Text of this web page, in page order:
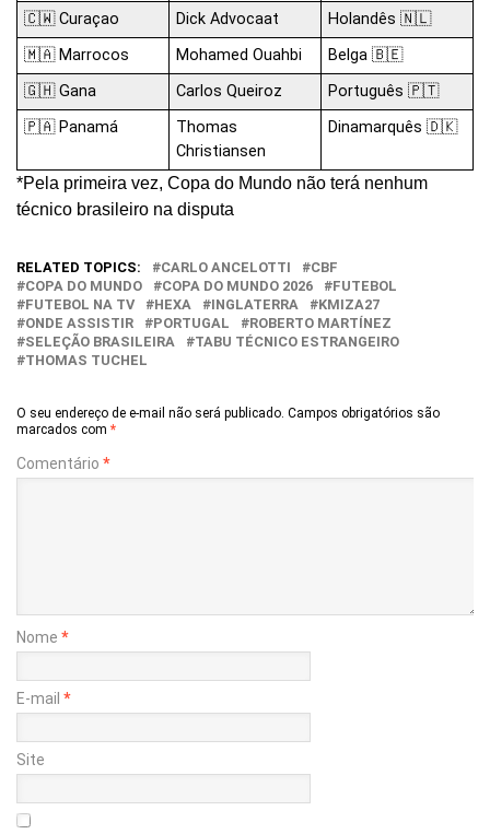
🇨🇼 Curaçao
Dick Advocaat
Holandês 🇳🇱
🇲🇦 Marrocos
Mohamed Ouahbi
Belga 🇧🇪
🇬🇭 Gana
Carlos Queiroz
Português 🇵🇹
🇵🇦 Panamá
Thomas
Christiansen
Dinamarquês 🇩🇰
*Pela primeira vez, Copa do Mundo não terá nenhum
técnico brasileiro na disputa
RELATED TOPICS: CARLO ANCELOTTI
CBF
COPA DO MUNDO
COPA DO MUNDO 2026
FUTEBOL
FUTEBOL NA TV
HEXA INGLATERRA
KMIZA27
ONDE ASSISTIR
PORTUGAL
ROBERTO MARTÍNEZ
SELEÇÃO BRASILEIRA
TABU TÉCNICO ESTRANGEIRO
THOMAS TUCHEL
O seu endereço de e-mail não será publicado. Campos obrigatórios são
marcados com *
Comentário *
Nome *
E-mail *
Site